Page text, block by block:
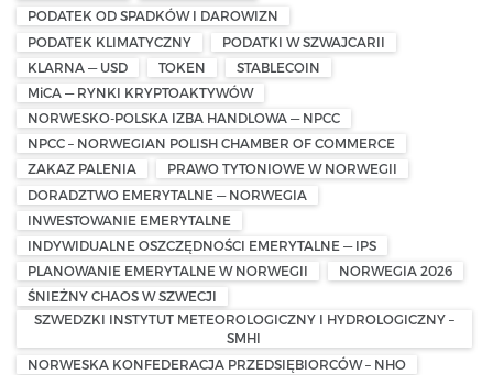
PODATEK OD SPADKÓW I DAROWIZN
PODATEK KLIMATYCZNY
PODATKI W SZWAJCARII
KLARNA — USD
TOKEN
STABLECOIN
MiCA — RYNKI KRYPTOAKTYWÓW
NORWESKO-POLSKA IZBA HANDLOWA — NPCC
NPCC – NORWEGIAN POLISH CHAMBER OF COMMERCE
ZAKAZ PALENIA
PRAWO TYTONIOWE W NORWEGII
DORADZTWO EMERYTALNE — NORWEGIA
INWESTOWANIE EMERYTALNE
INDYWIDUALNE OSZCZĘDNOŚCI EMERYTALNE — IPS
PLANOWANIE EMERYTALNE W NORWEGII
NORWEGIA 2026
ŚNIEŻNY CHAOS W SZWECJI
SZWEDZKI INSTYTUT METEOROLOGICZNY I HYDROLOGICZNY –
SMHI
NORWESKA KONFEDERACJA PRZEDSIĘBIORCÓW – NHO